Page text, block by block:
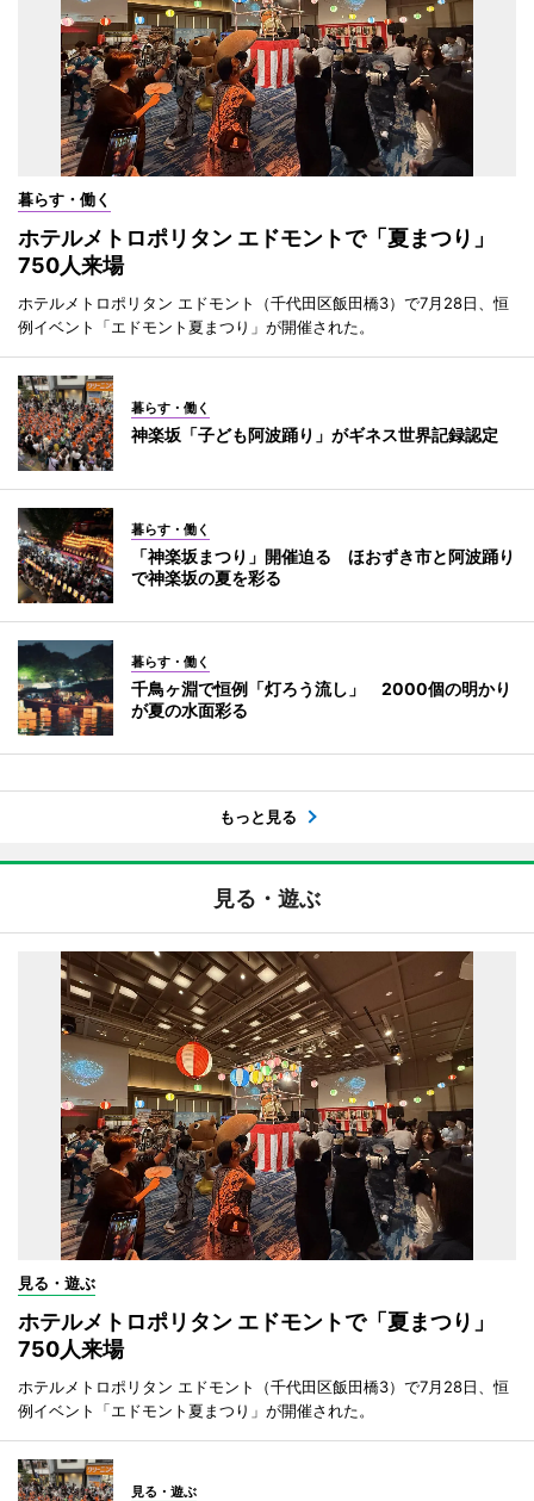
暮らす・働く
ホテルメトロポリタン エドモントで「夏まつり」
750人来場
ホテルメトロポリタン エドモント（千代田区飯田橋3）で7月28日、恒
例イベント「エドモント夏まつり」が開催された。
暮らす・働く
神楽坂「子ども阿波踊り」がギネス世界記録認定
暮らす・働く
「神楽坂まつり」開催迫る ほおずき市と阿波踊り
で神楽坂の夏を彩る
暮らす・働く
千鳥ヶ淵で恒例「灯ろう流し」 2000個の明かり
が夏の水面彩る
もっと見る
見る・遊ぶ
見る・遊ぶ
ホテルメトロポリタン エドモントで「夏まつり」
750人来場
ホテルメトロポリタン エドモント（千代田区飯田橋3）で7月28日、恒
例イベント「エドモント夏まつり」が開催された。
見る・遊ぶ